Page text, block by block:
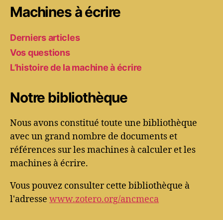
Machines à écrire
Derniers articles
Vos questions
L’histoire de la machine à écrire
Notre bibliothèque
Nous avons constitué toute une bibliothèque
avec un grand nombre de documents et
références sur les machines à calculer et les
machines à écrire.
Vous pouvez consulter cette bibliothèque à
l'adresse www.zotero.org/ancmeca